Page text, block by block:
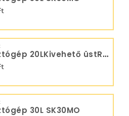
Dagasztógép 20LKivehető üstRTS 20MO
30L SK30MO